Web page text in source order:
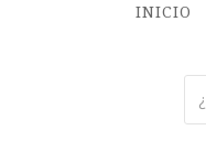
INICIO